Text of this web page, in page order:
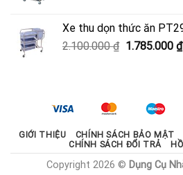
2.000.000 ₫.
Xe thu dọn thức ăn
2.100.000₫ Giá
1.785.000 ₫
GIỚI THIỆU CHÍNH SÁCH BẢO MẬT
CHÍNH SÁCH ĐỔI TRẢ
Copyright 2026 © Dụng Cụ